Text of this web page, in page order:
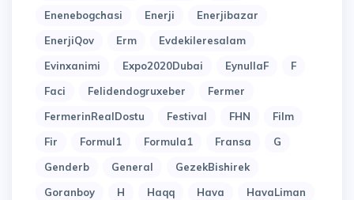
Enenebogchasi
Enerji
Enerjibazar
EnerjiQov
Erm
Evdekileresalam
Evinxanimi
Expo2020Dubai EynullaF
F
Faci
Felidendogruxeber
Fermer
FermerinRealDostu
Festival FHN
Film
Fir
Formul1 Formula1 Fransa
G
Genderb
General
GezekBishirek
Goranboy
H Haqq Hava
HavaLiman